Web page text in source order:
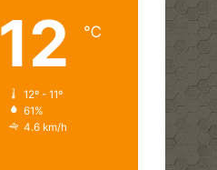
12 ℃
12º - 11º
61%
4.6 km/h